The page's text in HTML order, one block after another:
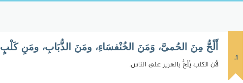
1.
أَلْحُّ مِنَ الحُمىَّ، وَمَنَ الخُنْفسَاءِ، ومَنَ الذُّبَابِ، ومَنِ كَلْبٍ
لأن الكلب يُلُحُّ بالهرير على الناس.